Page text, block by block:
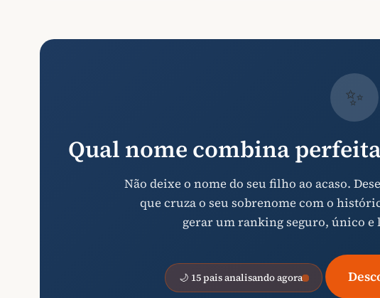
✨
Qual nome combina
Não deixe o nome do seu filho ao acaso.
que cruza o seu sobrenome com o
gerar um ranking seguro, único
🌙 15 pais analisando agora